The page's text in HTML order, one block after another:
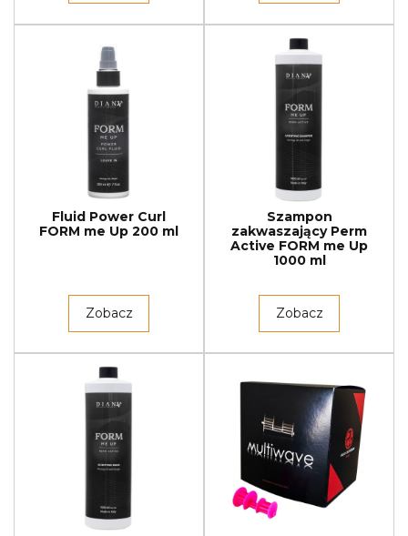
Fluid Power Curl
FORM me Up 200 ml
Zobacz
Szampon
zakwaszający Perm
Active FORM me Up
1000 ml
Zobacz